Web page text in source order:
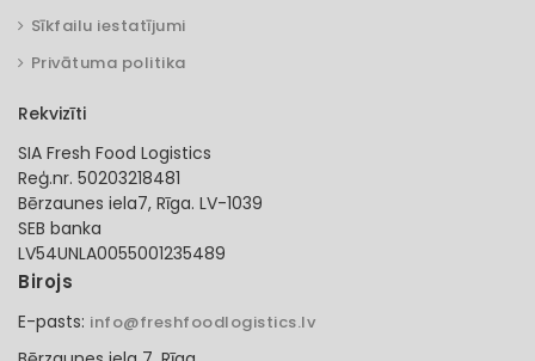
Sīkfailu iestatījumi
Privātuma politika
Rekvizīti
SIA Fresh Food Logistics
Reģ.nr. 50203218481
Bērzaunes iela7, Rīga. LV-1039
SEB banka
LV54UNLA0055001235489
Birojs
E-pasts: info@freshfoodlogistics.lv